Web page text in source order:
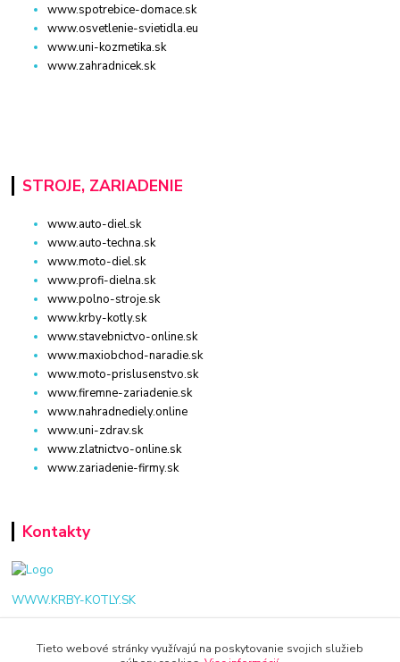
www.spotrebice-domace.sk
www.osvetlenie-svietidla.eu
www.uni-kozmetika.sk
www.zahradnicek.sk
STROJE, ZARIADENIE
www.auto-diel.sk
www.auto-techna.sk
www.moto-diel.sk
www.profi-dielna.sk
www.polno-stroje.sk
www.krby-kotly.sk
www.stavebnictvo-online.sk
www.maxiobchod-naradie.sk
www.moto-prislusenstvo.sk
www.firemne-zariadenie.sk
www.nahradnediely.online
www.uni-zdrav.sk
www.zlatnictvo-online.sk
www.zariadenie-firmy.sk
Kontakty
WWW.KRBY-KOTLY.SK
Tieto webové stránky využívajú na poskytovanie svojich služieb